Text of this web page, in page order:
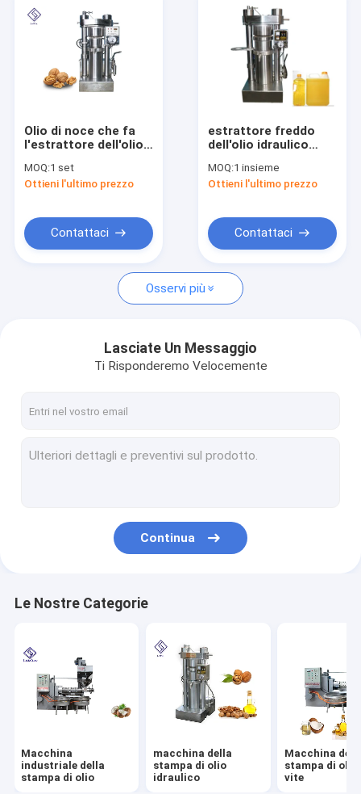
Prodotti
Circa noi
Richieda una citazione
Macchina industriale della stampa di olio
Macchina della stampa di olio della vite
Macchina utensile dell'alimento
Dispositivo di estrazione dell'olio
macchina della raffineria di petrolio
Macchina domestica della stampa di olio
macchina della sminuzzatrice dell'arachide
Pezzi di ricambio
Olio di noce che fa
l'estrattore dell'olio
automatica della
pressa idraulica
MOQ:1 set
Ottieni l'ultimo prezzo
Contattaci
estrattore freddo
dell'olio idraulico
stampa 11kg/Batch
MOQ:1 insieme
Ottieni l'ultimo prezzo
Contattaci
Osservi più
Lasciate Un Messaggio
Ti Risponderemo Velocemente
Continua
Le Nostre Categorie
Macchina
industriale della
stampa di olio
macchina della
stampa di olio
idraulico
Macchina
stampa di olio
vite